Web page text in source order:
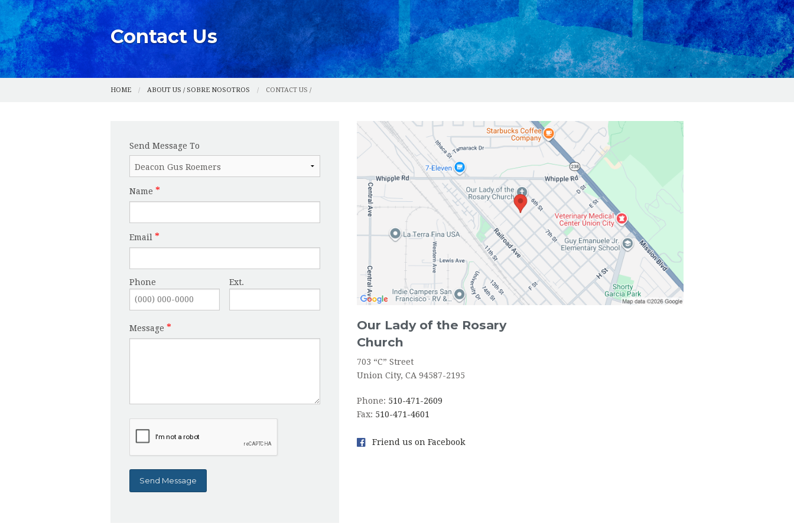
HISTORY / HISTORIA
PARISH STAFF / EQUIPO PARROQUIAL
CONTACT US /
PARISH SITE MAP / MAPA DEL SITIO PARROQUIAL
FACILITIES AVAILABLE FOR USE / INSTALACIONES QUE PUEDE USAR
Contact Us
HOME ABOUT US / SOBRE NOSOTROS CONTACT US /
Send Message To
Name
Email
Phone Ext.
Message
Our Lady of the Rosary
Church
703 “C” Street
Union City, CA 94587-2195
Phone: 510-471-2609
Fax: 510-471-4601
Friend us on Facebook